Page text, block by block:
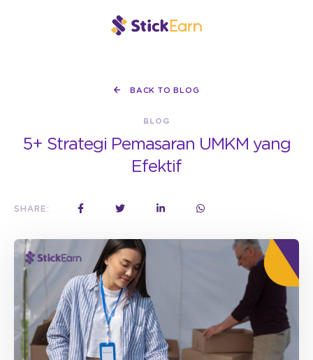
BACK TO BLOG
BLOG
5+ Strategi Pemasaran UMKM yang
Efektif
SHARE: